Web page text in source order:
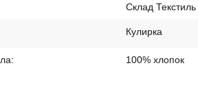
Склад
Кулирка
100% хлопок